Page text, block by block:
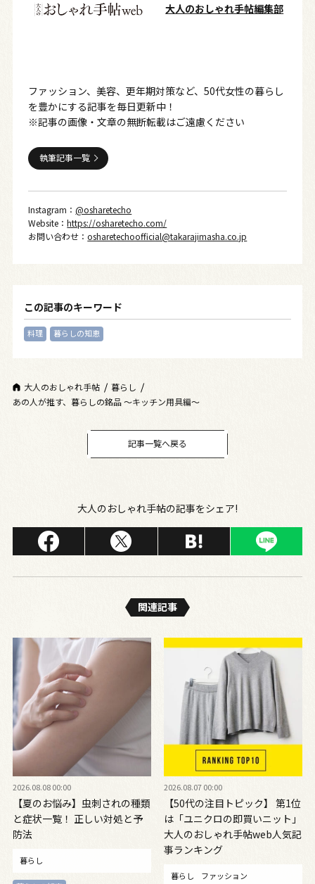
大人のおしゃれ手帖編集部
ファッション、美容、更年期対策など、50代女性の暮らし
を豊かにする記事を毎日更新中！
※記事の画像・文章の無断転載はご遠慮ください
執筆記事一覧
Instagram：@osharetecho
Website：https://osharetecho.com/
お問い合わせ：osharetechoofficial@takarajimasha.co.jp
この記事のキーワード
料理 暮らしの知恵
大人のおしゃれ手帖
暮らし
あの人が推す、暮らしの銘品 〜キッチン用具編〜
記事一覧へ戻る
大人のおしゃれ手帖の記事をシェア!
関連記事
2026.08.08 00:00
【夏のお悩み】虫刺されの種類
と症状一覧！ 正しい対処と予
防法
暮らし
2026.08.07 00:00
【50代の注目トピック】 第1位
は「ユニクロの即買いニット」
大人のおしゃれ手帖web人気記
事ランキング
暮らし ファッション